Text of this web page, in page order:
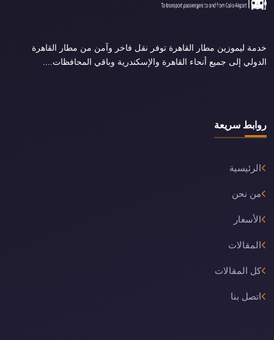
خدمة ليموزين مطار القاهرة توفر نقل فاخر وآمن من مطار القاهرة
الدولي إلى جميع أنحاء القاهرة والإسكندرية وباقي المحافظات....
روابط سريعة
الرئيسية
من نحن
الأسعار
المقالات
كل المقالات
اتصل بنا